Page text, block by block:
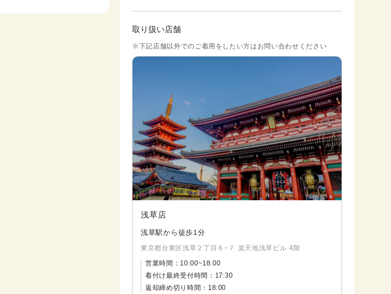
取り扱い店舗
※下記店舗以外でのご着用をしたい方はお問い合わせください
浅草店
浅草駅から徒歩1分
東京都台東区浅草２丁目６−７ 楽天地浅草ビル 4階
営業時間： 10:00~18:00
着付け最終受付時間： 17:30
返却締め切り時間： 18:00